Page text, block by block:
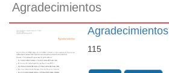
Agradecimientos
Agradecimientos
115